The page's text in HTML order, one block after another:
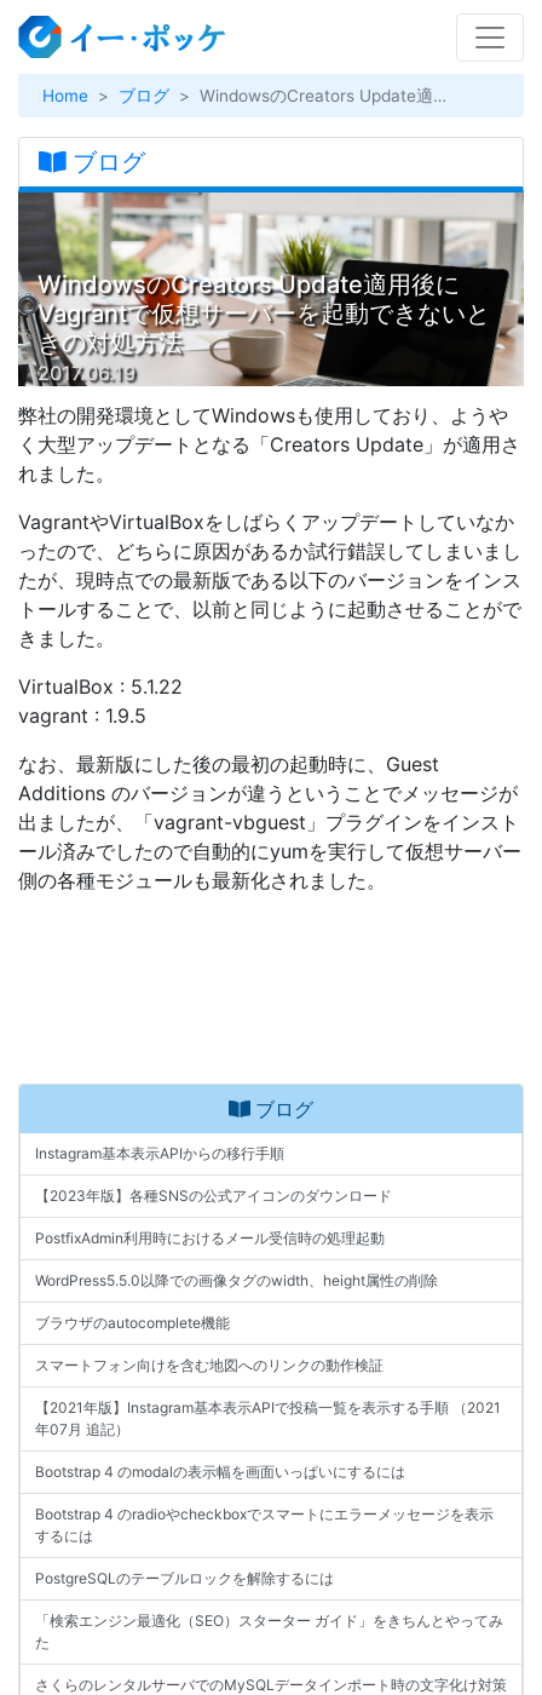
Home ブログ WindowsのCreators Update適用後にVagrantで仮想サーバーを起動できないときの対処方法
ブログ
WindowsのCreators Update適用後に
Vagrantで仮想サーバーを起動できないと
きの対処方法
2017.06.19
弊社の開発環境としてWindowsも使用しており、ようや
く大型アップデートとなる「Creators Update」が適用さ
れました。
VagrantやVirtualBoxをしばらくアップデートしていなか
ったので、どちらに原因があるか試行錯誤してしまいまし
たが、現時点での最新版である以下のバージョンをインス
トールすることで、以前と同じように起動させることがで
きました。
VirtualBox : 5.1.22
vagrant : 1.9.5
なお、最新版にした後の最初の起動時に、Guest
Additions のバージョンが違うということでメッセージが
出ましたが、「vagrant-vbguest」プラグインをインスト
ール済みでしたので自動的にyumを実行して仮想サーバー
側の各種モジュールも最新化されました。
ブログ
Instagram基本表示APIからの移行手順
【2023年版】各種SNSの公式アイコンのダウンロード
PostfixAdmin利用時におけるメール受信時の処理起動
WordPress5.5.0以降での画像タグのwidth、height属性の削除
ブラウザのautocomplete機能
スマートフォン向けを含む地図へのリンクの動作検証
【2021年版】Instagram基本表示APIで投稿一覧を表示する手順 （2021
年07月 追記）
Bootstrap 4 のmodalの表示幅を画面いっぱいにするには
Bootstrap 4 のradioやcheckboxでスマートにエラーメッセージを表示
するには
PostgreSQLのテーブルロックを解除するには
「検索エンジン最適化（SEO）スターター ガイド」をきちんとやってみ
た
さくらのレンタルサーバでのMySQLデータインポート時の文字化け対策